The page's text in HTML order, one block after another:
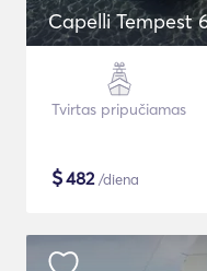
Capelli Tempest
Tvirtas pripučiamas
$482/diena